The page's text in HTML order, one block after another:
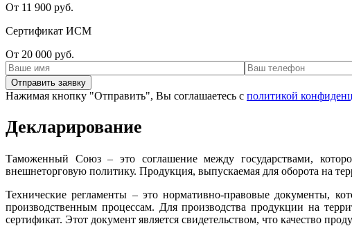
От 11 900 руб.
Сертификат ИСМ
От 20 000 руб.
Нажимая кнопку "Отправить", Вы соглашаетесь с политикой
Декларирование
Таможенный Союз – это соглашение между государствами,
внешнеторговую политику. Продукция, выпускаемая для оборота на
Технические регламенты – это нормативно-правовые документы,
производственным процессам. Для производства продукции на
сертификат. Этот документ является свидетельством, что качество